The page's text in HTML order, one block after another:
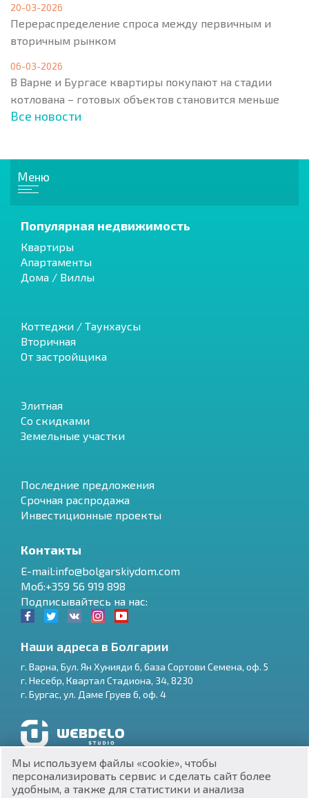
$
₽
20-03-2026
Перераспределение спроса между первичным и
вторичным рынком
06-03-2026
В Варне и Бургасе квартиры покупают на стадии
котлована – готовых объектов становится меньше
Все новости
Меню
Популярная недвижимость
Квартиры
Апартаменты
Дома / Виллы
Коттеджи / Таунхаусы
Вторичная
От застройщика
Элитная
Со скидками
Земельные участки
Последние предложения
Срочная распродажа
Инвестиционные проекты
Контакты
E-mail:info@bolgarskiydom.com
Моб:+359 56 919 898
Подписывайтесь на нас:
Наши адреса в Болгарии
г. Варна, Бул. Ян Хунияди 6, база Сортови Семена, оф. 5
г. Несебр, Квартал Стадиона, 34, 8230
г. Бургас, ул. Даме Груев 6, оф. 4
Разработка и SEO продвижение сайтов
Мы используем файлы «cookie», чтобы
персонализировать сервис и сделать сайт более
удобным, а также для статистики и анализа